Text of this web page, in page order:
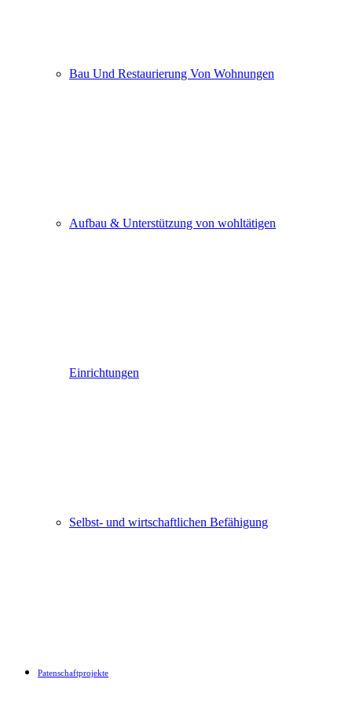
Bau Und Restaurierung Von Wohnungen
Aufbau & Unterstützung von wohltätigen
Einrichtungen
Selbst- und wirtschaftlichen Befähigung
Patenschaftprojekte